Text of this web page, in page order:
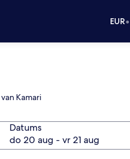
EUR•
Kamari
Datums